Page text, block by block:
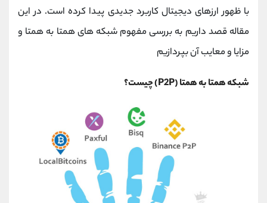
با ظهور ارزهای دیجیتال کاربرد جدیدی پیدا کرده است. در این
مقاله قصد داریم به بررسی مفهوم شبکه های همتا به همتا و
مزایا و معایب آن بپردازیم
شبکه همتا به همتا (P2P) چیست؟